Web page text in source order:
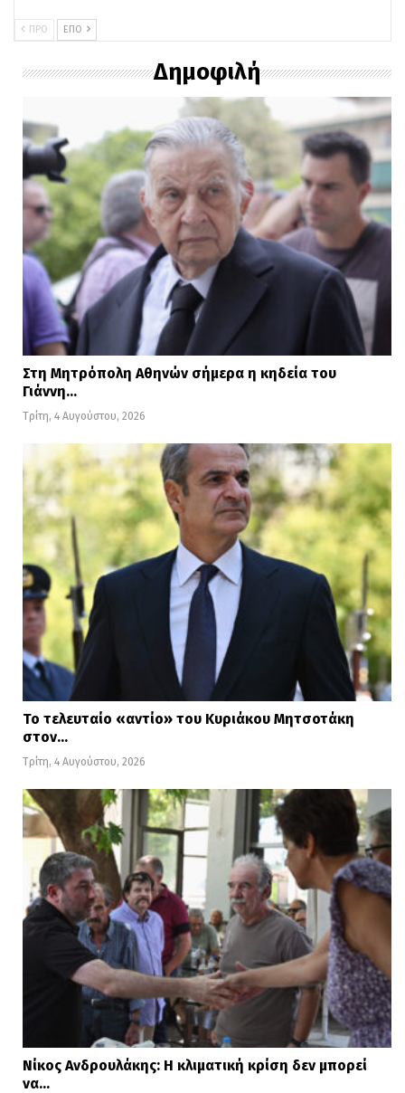
ΠΡΟ ΕΠΌ
Δημοφιλή
Στη Μητρόπολη Αθηνών σήμερα η κηδεία του
Γιάννη…
Τρίτη, 4 Αυγούστου, 2026
Το τελευταίο «αντίο» του Κυριάκου Μητσοτάκη
στον…
Τρίτη, 4 Αυγούστου, 2026
Νίκος Ανδρουλάκης: Η κλιματική κρίση δεν μπορεί
να…